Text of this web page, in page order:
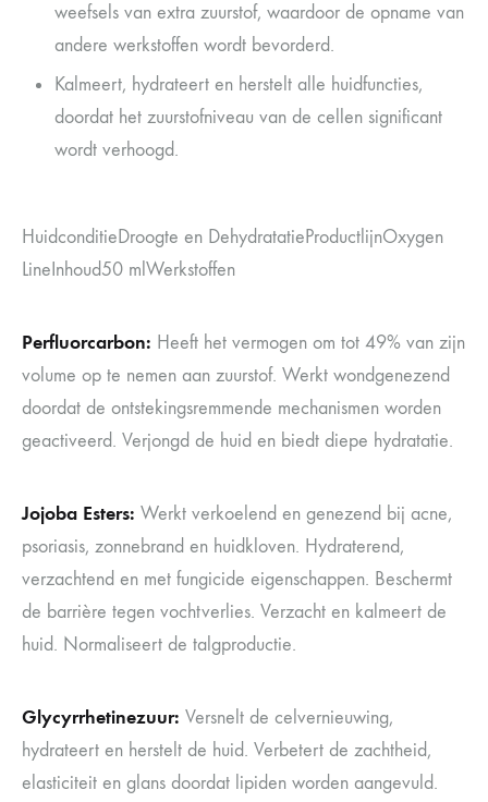
weefsels van extra zuurstof, waardoor de opname van
andere werkstoffen wordt bevorderd.
Kalmeert, hydrateert en herstelt alle huidfuncties,
doordat het zuurstofniveau van de cellen significant
wordt verhoogd.
HuidconditieDroogte en DehydratatieProductlijnOxygen
LineInhoud50 mlWerkstoffen
Perfluorcarbon: Heeft het vermogen om tot 49% van zijn
volume op te nemen aan zuurstof. Werkt wondgenezend
doordat de ontstekingsremmende mechanismen worden
geactiveerd. Verjongd de huid en biedt diepe hydratatie.
Jojoba Esters: Werkt verkoelend en genezend bij acne,
psoriasis, zonnebrand en huidkloven. Hydraterend,
verzachtend en met fungicide eigenschappen. Beschermt
de barrière tegen vochtverlies. Verzacht en kalmeert de
huid. Normaliseert de talgproductie.
Glycyrrhetinezuur: Versnelt de celvernieuwing,
hydrateert en herstelt de huid. Verbetert de zachtheid,
elasticiteit en glans doordat lipiden worden aangevuld.